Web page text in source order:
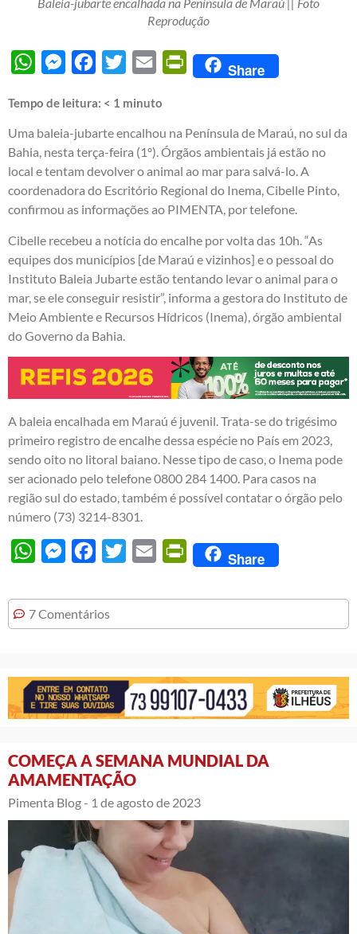
Reprodução
WhatsAppMessengerFacebook
Twitter Email PrintFriendly
Share
Tempo de leitura: < 1 minuto
Uma baleia-jubarte encalhou na Península de Maraú, no sul da
Bahia, nesta terça-feira (1º). Órgãos ambientais já estão no
local e tentam devolver o animal ao mar para salvá-lo. A
coordenadora do Escritório Regional do Inema, Cibelle Pinto,
confirmou as informações ao PIMENTA, por telefone.
Cibelle recebeu a notícia do encalhe por volta das 10h. “As
equipes dos municípios [de Maraú e vizinhos] e o pessoal do
Instituto Baleia Jubarte estão tentando levar o animal para o
mar, se ele conseguir resistir”, informa a gestora do Instituto de
Meio Ambiente e Recursos Hídricos (Inema), órgão ambiental
do Governo da Bahia.
A baleia encalhada em Maraú é juvenil. Trata-se do trigésimo
primeiro registro de encalhe dessa espécie no País em 2023,
sendo oito no litoral baiano. Nesse tipo de caso, o Inema pode
ser acionado pelo telefone 0800 284 1400. Para casos na
região sul do estado, também é possível contatar o órgão pelo
número (73) 3214-8301.
WhatsAppMessengerFacebook
Twitter Email PrintFriendly
Share
7 Comentários
COMEÇA A SEMANA MUNDIAL DA
AMAMENTAÇÃO
Pimenta Blog - 1 de agosto de 2023